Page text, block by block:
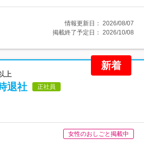
情報更新日： 2026/08/07
掲載終了予定日： 2026/10/08
新着
上
退社 正社員
女性のおしごと掲載中